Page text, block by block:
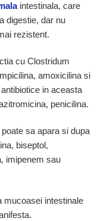
intestinala, care
digestie, dar nu
rezistent.
cu Clostridum
amoxicilina si
in aceasta
penicilina.
sa apara si dupa
biseptol,
imipenem sau
mucoasei intestinale